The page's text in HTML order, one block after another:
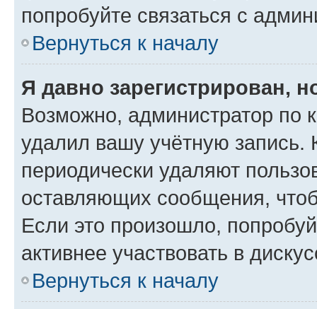
попробуйте связаться с
Вернуться к началу
Я давно зарегистрирован,
Возможно, администратор по
удалил вашу учётную запись.
периодически удаляют
оставляющих сообщения,
Если это произошло,
активнее участвовать в
Вернуться к началу